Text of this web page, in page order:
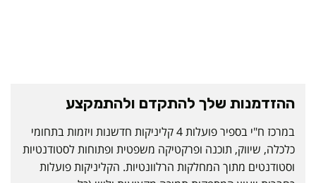
ההזדמנות שלך להתקדם ולהתמקצע
במרכז ח"י בספיר פועלות 4 קליניקות חדשנות ויזמות בתחומי
כלכלה, שיווק, תוכנה ופרקטיקה משפטית ופתוחות לסטודנטיות
וסטודנטים מתוך המחלקות הרלוונטיות. הקליניקות פועלות